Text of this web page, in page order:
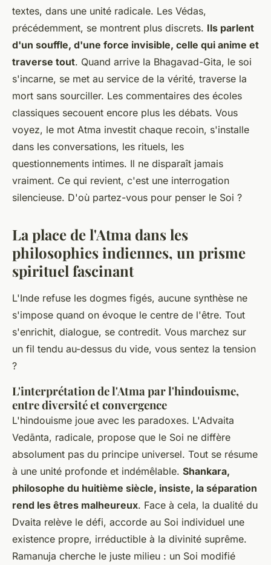
textes, dans une unité radicale. Les Védas,
précédemment, se montrent plus discrets. Ils parlent
d'un souffle, d'une force invisible, celle qui anime et
traverse tout. Quand arrive la Bhagavad-Gita, le soi
s'incarne, se met au service de la vérité, traverse la
mort sans sourciller. Les commentaires des écoles
classiques secouent encore plus les débats. Vous
voyez, le mot Atma investit chaque recoin, s'installe
dans les conversations, les rituels, les
questionnements intimes. Il ne disparaît jamais
vraiment. Ce qui revient, c'est une interrogation
silencieuse. D'où partez-vous pour penser le Soi ?
La place de l'Atma dans les
philosophies indiennes, un prisme
spirituel fascinant
L'Inde refuse les dogmes figés, aucune synthèse ne
s'impose quand on évoque le centre de l'être. Tout
s'enrichit, dialogue, se contredit. Vous marchez sur
un fil tendu au-dessus du vide, vous sentez la tension
?
L'interprétation de l'Atma par l'hindouisme,
entre diversité et convergence
L'hindouisme joue avec les paradoxes. L'Advaita
Vedānta, radicale, propose que le Soi ne diffère
absolument pas du principe universel. Tout se résume
à une unité profonde et indémêlable. Shankara,
philosophe du huitième siècle, insiste, la séparation
rend les êtres malheureux. Face à cela, la dualité du
Dvaita relève le défi, accorde au Soi individuel une
existence propre, irréductible à la divinité suprême.
Ramanuja cherche le juste milieu : un Soi modifié